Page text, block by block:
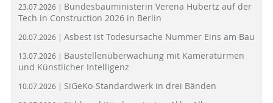
23.07.2026 | Bundesbauministerin Verena Hubertz auf der
Tech in Construction 2026 in Berlin
20.07.2026 | Asbest ist Todesursache Nummer Eins am Bau
13.07.2026 | Baustellenüberwachung mit Kameratürmen
und Künstlicher Intelligenz
10.07.2026 | SiGeKo-Standardwerk in drei Bänden